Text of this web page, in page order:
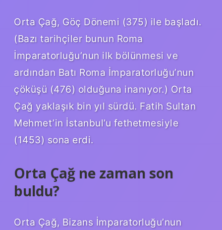
Orta Çağ, Göç Dönemi (375) ile başladı.
(Bazı tarihçiler bunun Roma
İmparatorluğu’nun ilk bölünmesi ve
ardından Batı Roma İmparatorluğu’nun
çöküşü (476) olduğuna inanıyor.) Orta
Çağ yaklaşık bin yıl sürdü. Fatih Sultan
Mehmet’in İstanbul’u fethetmesiyle
(1453) sona erdi.
Orta Çağ ne zaman son
buldu?
Orta Çağ, Bizans İmparatorluğu’nun